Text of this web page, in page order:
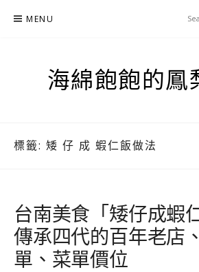
MENU
海綿飽飽的鳳
標籤: 矮 仔 成 蝦仁飯做法
台南美食「矮仔成蝦
傳承四代的百年老店
單、菜單價位